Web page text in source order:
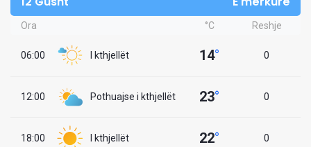
Ora °C Reshje
06:00 I kthjellët 14° 0
12:00 Pothuajse i kthjellët 23° 0
18:00 I kthjellët 22° 0